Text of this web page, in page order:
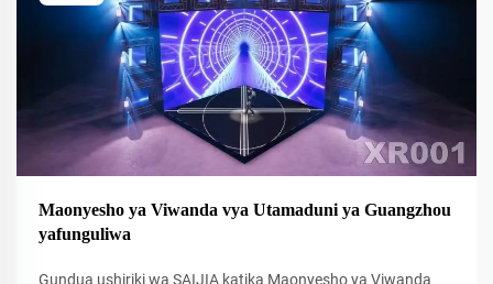
Maonyesho ya Viwanda vya Utamaduni ya Guangzhou
yafunguliwa
Gundua ushiriki wa SAIJIA katika Maonyesho ya Viwanda